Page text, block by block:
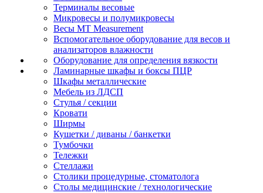
Терминалы весовые
Микровесы и полумикровесы
Весы MT Measurement
Вспомогательное оборудование для весов и
анализаторов влажности
Оборудование для определения вязкости
Ламинарные шкафы и боксы ПЦР
Шкафы металлические
Мебель из ЛДСП
Стулья / секции
Кровати
Ширмы
Кушетки / диваны / банкетки
Тумбочки
Тележки
Стеллажи
Столики процедурные, стоматолога
Столы медицинские / технологические